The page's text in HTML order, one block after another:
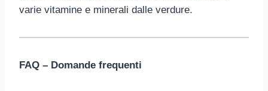
varie vitamine e minerali dalle verdure.
FAQ – Domande frequenti